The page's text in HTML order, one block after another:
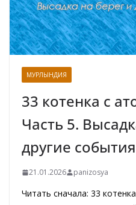
МУРЛЫНДИЯ
33 котенка с
Часть 5.
другие события
21.01.2026 panizosya
Читать сначала: 33